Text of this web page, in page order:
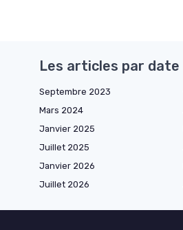
Les articles par date
Septembre 2023
Mars 2024
Janvier 2025
Juillet 2025
Janvier 2026
Juillet 2026